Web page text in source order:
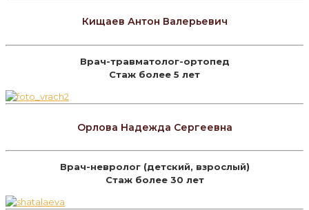
Кищаев Антон Валерьевич
Врач-травматолог-ортопед
Стаж более 5 лет
Орлова Надежда Сергеевна
Врач-невролог (детский, взрослый)
Стаж более 30 лет